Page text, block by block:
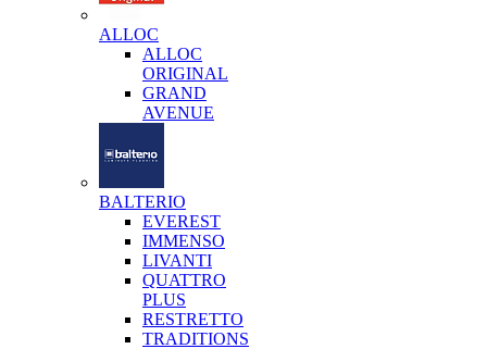
ALLOC
ALLOC
ORIGINAL
GRAND
AVENUE
BALTERIO
EVEREST
IMMENSO
LIVANTI
QUATTRO
PLUS
RESTRETTO
TRADITIONS